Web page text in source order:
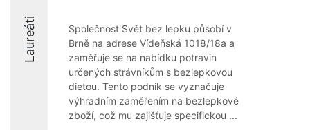
Laureáti
Společnost Svět bez lepku působí v
Brně na adrese Vídeňská 1018/18a a
zaměřuje se na nabídku potravin
určených strávníkům s bezlepkovou
dietou. Tento podnik se vyznačuje
výhradním zaměřením na bezlepkové
zboží, což mu zajišťuje specifickou ...